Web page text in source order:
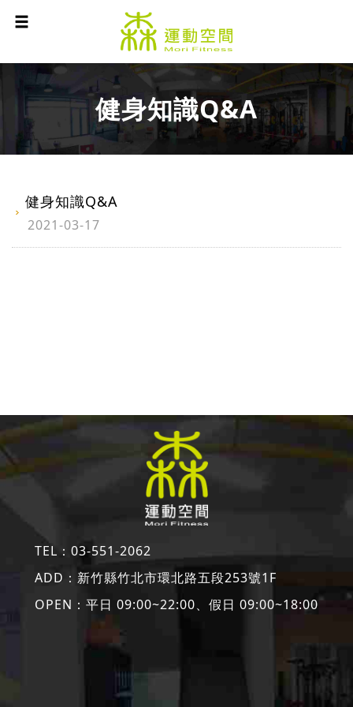
健身知識Q&A
健身知識Q&A
2021-03-17
TEL： 03-551-2062
ADD： 新竹縣竹北市環北路五段253號1F
OPEN：平日 09:00~22:00、假日 09:00~18:00